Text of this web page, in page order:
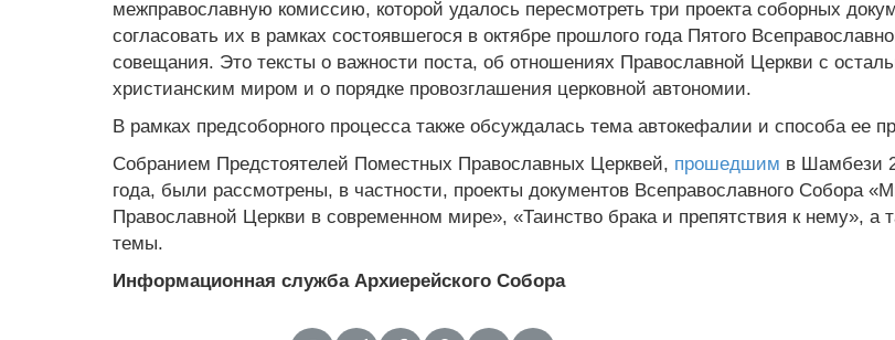
межправославную комиссию, которой удалось пересмотреть три проекта соборных
согласовать их в рамках состоявшегося в октябре прошлого года Пятого
совещания. Это тексты о важности поста, об отношениях Православной Церкви с
христианским миром и о порядке провозглашения церковной автономии.
В рамках предсоборного процесса также обсуждалась тема автокефалии и способа ее
Собранием Предстоятелей Поместных Православных Церквей, прошедшим в Шамбези
года, были рассмотрены, в частности, проекты документов Всеправославного Собора
Православной Церкви в современном мире», «Таинство брака и препятствия к нему», а
темы.
Информационная служба Архиерейского Собора